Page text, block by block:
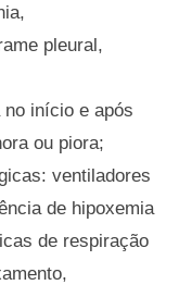
pleural,
início e após
ou piora;
ventiladores
de hipoxemia
de respiração